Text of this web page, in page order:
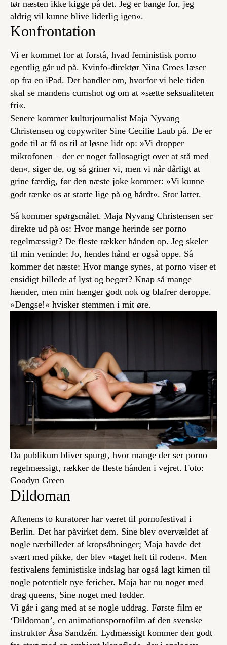
tør næsten ikke kigge på det. Jeg er bange for, jeg
aldrig vil kunne blive liderlig igen«.
Konfrontation
Vi er kommet for at forstå, hvad feministisk porno
egentlig går ud på. Kvinfo-direktør Nina Groes læser
op fra en iPad. Det handler om, hvorfor vi hele tiden
skal se mandens cumshot og om at »sætte seksualiteten
fri«.
Senere kommer kulturjournalist Maja Nyvang
Christensen og copywriter Sine Cecilie Laub på. De er
gode til at få os til at løsne lidt op: »Vi dropper
mikrofonen – der er noget fallosagtigt over at stå med
den«, siger de, og så griner vi, men vi når dårligt at
grine færdig, før den næste joke kommer: »Vi kunne
godt tænke os at starte lige på og hårdt«. Stor latter.
Så kommer spørgsmålet. Maja Nyvang Christensen ser
direkte ud på os: Hvor mange herinde ser porno
regelmæssigt? De fleste rækker hånden op. Jeg skeler
til min veninde: Jo, hendes hånd er også oppe. Så
kommer det næste: Hvor mange synes, at porno viser et
ensidigt billede af lyst og begær? Knap så mange
hænder, men min hænger godt nok og blafrer deroppe.
»Dengse!« hvisker stemmen i mit øre.
Da publikum bliver spurgt, hvor mange der ser porno
regelmæssigt, rækker de fleste hånden i vejret. Foto:
Goodyn Green
Dildoman
Aftenens to kuratorer har været til pornofestival i
Berlin. Det har påvirket dem. Sine blev overvældet af
nogle nærbilleder af kropsåbninger; Maja havde det
svært med pikke, der blev »taget helt til roden«. Men
festivalens feministiske indslag har også lagt kimen til
nogle potentielt nye feticher. Maja har nu noget med
drag queens, Sine noget med fødder.
Vi går i gang med at se nogle uddrag. Første film er
‘Dildoman’, en animationspornofilm af den svenske
instruktør Åsa Sandzén. Lydmæssigt kommer den godt